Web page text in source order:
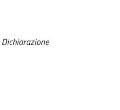
Dichiarazione